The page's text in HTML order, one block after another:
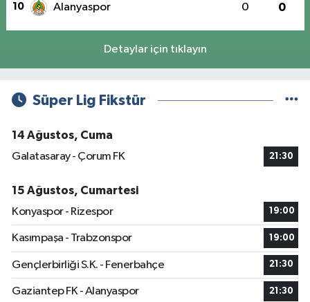
10 Alanyaspor 0 0
Detaylar için tıklayın
Süper Lig Fikstür
14 Ağustos, Cuma
Galatasaray - Çorum FK
21:30
15 Ağustos, Cumartesi
Konyaspor - Rizespor
19:00
Kasımpaşa - Trabzonspor 19:00
Gençlerbirliği S.K. - Fenerbahçe 21:30
Gaziantep FK - Alanyaspor 21:30